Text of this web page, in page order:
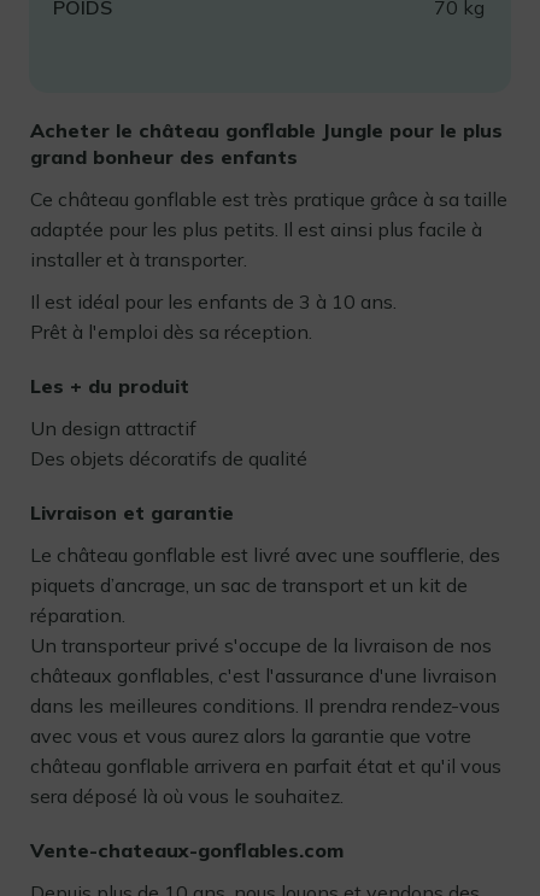
POIDS 70 kg
Acheter le château gonflable Jungle pour le plus
grand bonheur des enfants
Ce château gonflable est très pratique grâce à sa taille
adaptée pour les plus petits. Il est ainsi plus facile à
installer et à transporter.
Il est idéal pour les enfants de 3 à 10 ans.
Prêt à l'emploi dès sa réception.
Les + du produit
Un design attractif
Des objets décoratifs de qualité
Livraison et garantie
Le château gonflable est livré avec une soufflerie, des
piquets d’ancrage, un sac de transport et un kit de
réparation.
Un transporteur privé s'occupe de la livraison de nos
châteaux gonflables, c'est l'assurance d'une livraison
dans les meilleures conditions. Il prendra rendez-vous
avec vous et vous aurez alors la garantie que votre
château gonflable arrivera en parfait état et qu'il vous
sera déposé là où vous le souhaitez.
Vente-chateaux-gonflables.com